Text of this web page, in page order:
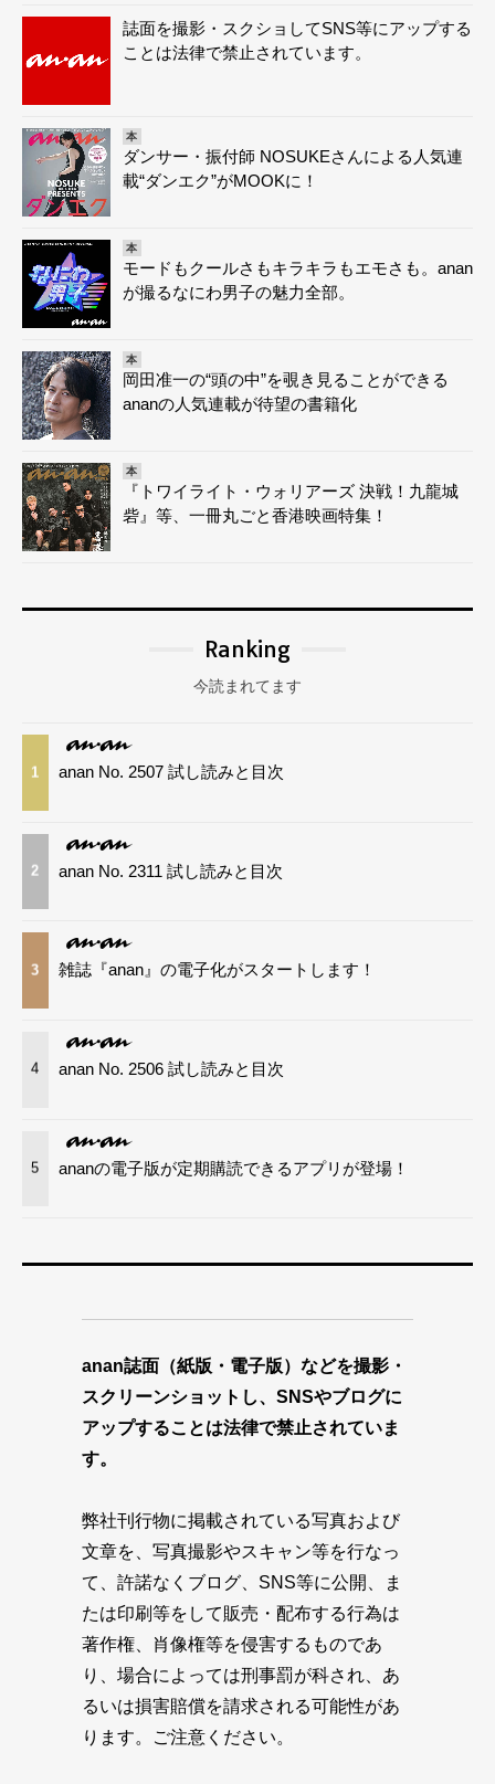
誌面を撮影・スクショしてSNS等にアップする
ことは法律で禁止されています。
本
ダンサー・振付師 NOSUKEさんによる人気連
載“ダンエク”がMOOKに！
本
モードもクールさもキラキラもエモさも。anan
が撮るなにわ男子の魅力全部。
本
岡田准一の“頭の中”を覗き見ることができる
ananの人気連載が待望の書籍化
本
『トワイライト・ウォリアーズ 決戦！九龍城
砦』等、一冊丸ごと香港映画特集！
Ranking
今読まれてます
1 anan No. 2507 試し読みと目次
2 anan No. 2311 試し読みと目次
3 雑誌『anan』の電子化がスタートします！
4 anan No. 2506 試し読みと目次
5 ananの電子版が定期購読できるアプリが登場！
anan誌面（紙版・電子版）などを撮影・
スクリーンショットし、SNSやブログに
アップすることは法律で禁止されていま
す。
弊社刊行物に掲載されている写真および
文章を、写真撮影やスキャン等を行なっ
て、許諾なくブログ、SNS等に公開、ま
たは印刷等をして販売・配布する行為は
著作権、肖像権等を侵害するものであ
り、場合によっては刑事罰が科され、あ
るいは損害賠償を請求される可能性があ
ります。ご注意ください。